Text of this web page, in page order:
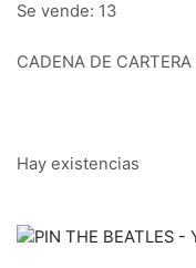
Se vende: 13
CADENA DE
Hay existencias